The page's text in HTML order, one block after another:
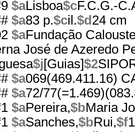
$aLisboa$cF.C.G.-
$a83 p.$cil.$d 24 cm
$aFundação
José de Azeredo
$j[Guias]$2
$a069(469.411.16)
$a72/
$aPereira,$bMaria
$aSanches,$bRui,$f